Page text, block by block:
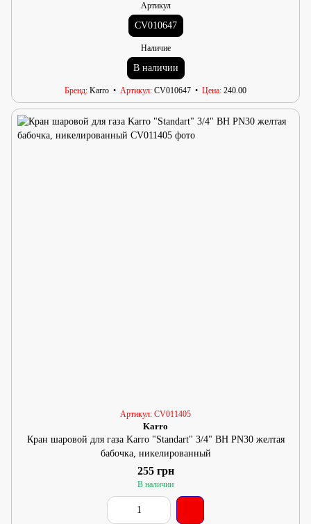
Артикул
CV010647
Наличие
В наличии
Бренд Karro Артикул CV010647 Цена 240.00
Артикул: CV011405
Karro
Кран шаровой для газа Karro "Standart" 3/4" ВН PN30 желтая
бабочка, никелированный
255 грн
В наличии